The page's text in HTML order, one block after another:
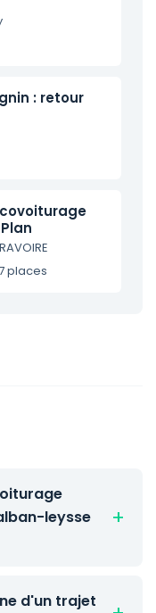
: retour
places
leysse
d'un trajet